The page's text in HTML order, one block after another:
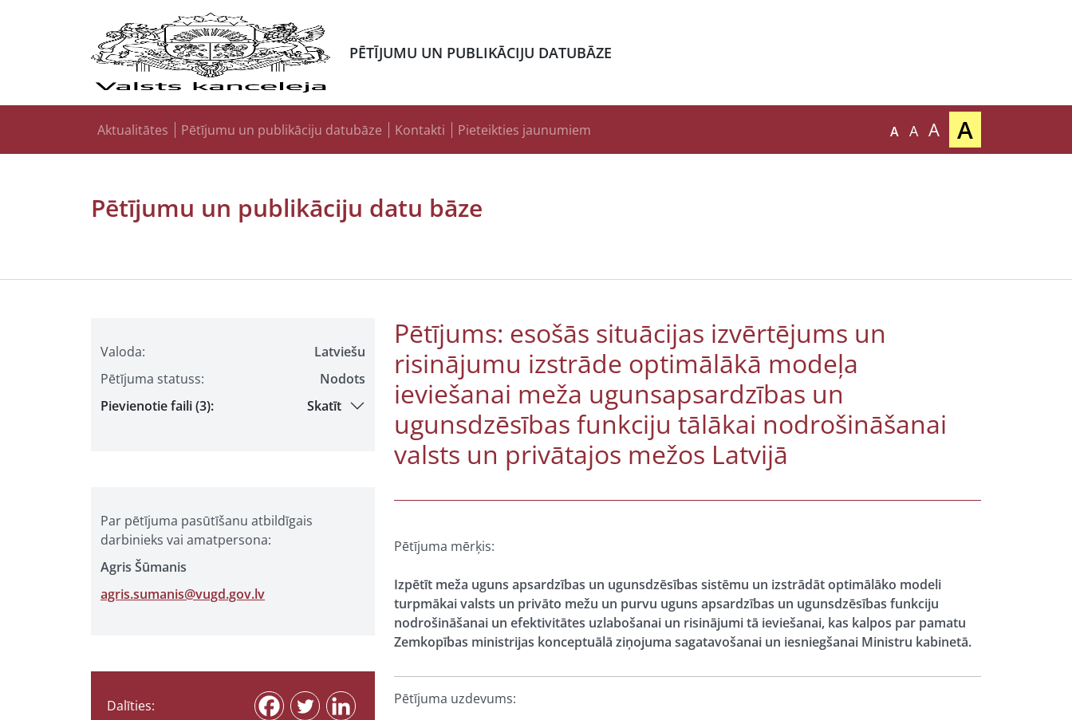
PĒTĪJUMU UN PUBLIKĀCIJU DATUBĀZE
Aktualitātes Pētījumu un publikāciju datubāze Kontakti Pieteikties jaunumiem A A A A
Pētījumu un publikāciju datu bāze
Valoda:
Latviešu
Pētījuma statuss:
Nodots
Pievienotie faili (3):
Skatīt
Par pētījuma pasūtīšanu atbildīgais
darbinieks vai amatpersona:
Agris Šūmanis
agris.sumanis@vugd.gov.lv
Dalīties:
Pētījums: esošās situācijas izvērtējums un
risinājumu izstrāde optimālākā modeļa
ieviešanai meža ugunsapsardzības un
ugunsdzēsības funkciju tālākai nodrošināšanai
valsts un privātajos mežos Latvijā
Pētījuma mērķis:
Izpētīt meža uguns apsardzības un ugunsdzēsības sistēmu un izstrādāt optimālāko modeli
turpmākai valsts un privāto mežu un purvu uguns apsardzības un ugunsdzēsības funkciju
nodrošināšanai un efektivitātes uzlabošanai un risinājumi tā ieviešanai, kas kalpos par pamatu
Zemkopības ministrijas konceptuālā ziņojuma sagatavošanai un iesniegšanai Ministru kabinetā.
Pētījuma uzdevums: